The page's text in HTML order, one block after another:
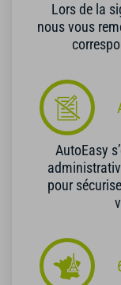
Lors de la
nous vous
AutoEasy
pour